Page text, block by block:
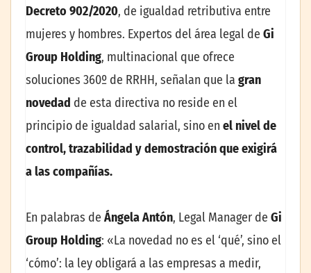
Decreto 902/2020, de igualdad retributiva entre
mujeres y hombres. Expertos del área legal de Gi
Group Holding, multinacional que ofrece
soluciones 360º de RRHH, señalan que la gran
novedad de esta directiva no reside en el
principio de igualdad salarial, sino en el nivel de
control, trazabilidad y demostración que exigirá
a las compañías.
En palabras de Ángela Antón, Legal Manager de Gi
Group Holding: «La novedad no es el ‘qué’, sino el
‘cómo’: la ley obligará a las empresas a medir,